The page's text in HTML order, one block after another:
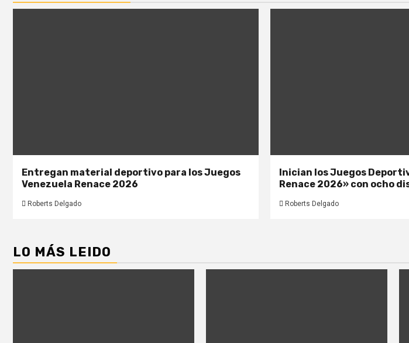
Entregan material deportivo para los Juegos
Venezuela Renace 2026
Roberts Delgado
Inician los Juegos
Renace 2026» con ocho
Roberts Delgado
LO MÁS LEIDO